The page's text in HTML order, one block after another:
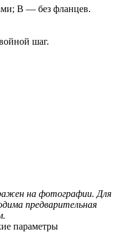
B — без фланцев.
шаг.
на фотографии. Для
предварительная
параметры